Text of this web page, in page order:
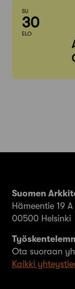
SU
30
ELO
Suomen
Hämeentie 19 A
00500 Helsinki
Ota suoraan
Kaikki